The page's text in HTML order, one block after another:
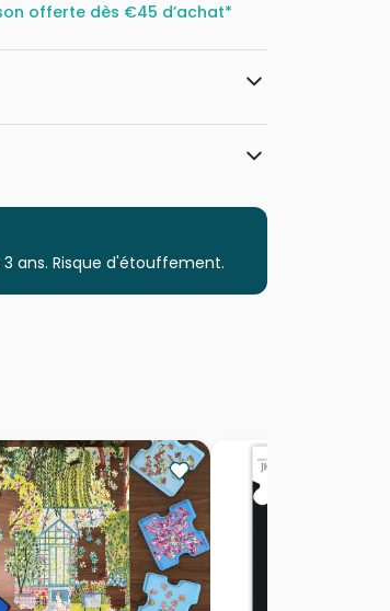
offerte dès €45 d’achat*
pour Adultes (500 à 48.000
cm
ans. Risque d'étouffement.